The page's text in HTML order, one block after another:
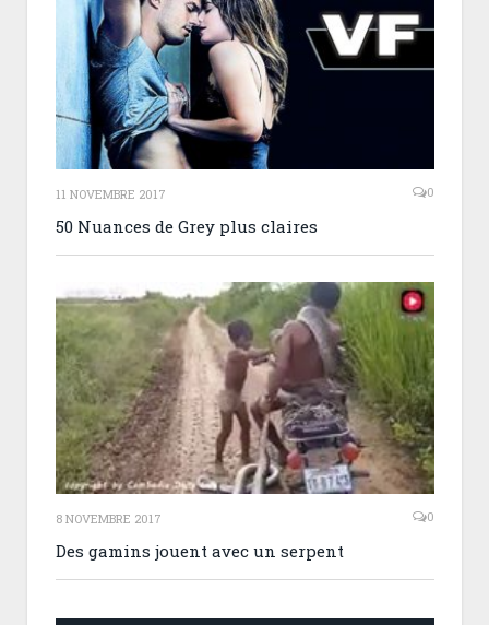
11 NOVEMBRE 2017 0
50 Nuances de Grey plus claires
8 NOVEMBRE 2017 0
Des gamins jouent avec un serpent